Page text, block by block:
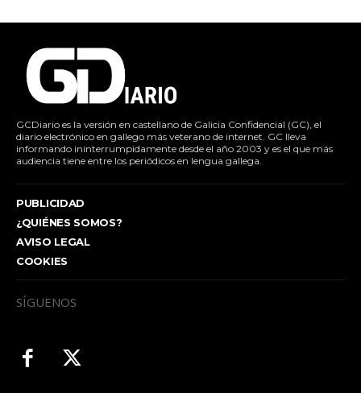
GCDiario es la versión en castellano de Galicia Confidencial (GC), el
diario electrónico en gallego más veterano de internet. GC lleva
informando ininterrumpidamente desde el año 2003 y es el que más
audiencia tiene entre los periódicos en lengua gallega.
PUBLICIDAD
¿QUIÉNES SOMOS?
AVISO LEGAL
COOKIES
SÍGUENOS